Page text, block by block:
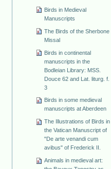
Birds in Medieval
Manuscripts
The Birds of the Sherbone
Missal
Birds in continental
manuscripts in the
Bodleian Library: MSS.
Douce 62 and Lat. liturg. f.
3
Birds in some medieval
manuscripts at Aberdeen
The Illustrations of Birds in
the Vatican Manuscript of
"De arte venandi cum
avibus" of Frederick II.
Animals in medieval art: